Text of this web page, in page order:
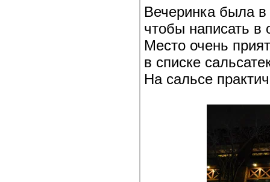
Вечеринка была в
чтобы написать в
Место очень
в списке
На сальсе